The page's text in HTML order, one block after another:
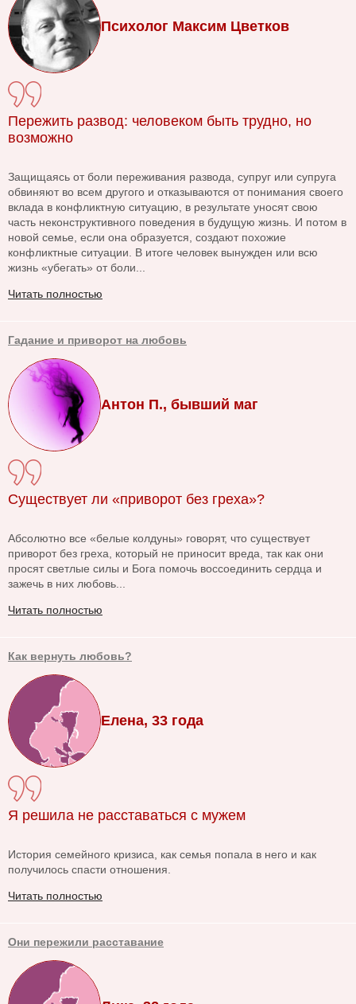
Психолог Максим Цветков
Пережить развод: человеком быть трудно, но
возможно
Защищаясь от боли переживания развода, супруг или супруга
обвиняют во всем другого и отказываются от понимания своего
вклада в конфликтную ситуацию, в результате уносят свою
часть неконструктивного поведения в будущую жизнь. И потом в
новой семье, если она образуется, создают похожие
конфликтные ситуации. В итоге человек вынужден или всю
жизнь «убегать» от боли...
Читать полностью
Гадание и приворот на любовь
Антон П., бывший маг
Существует ли «приворот без греха»?
Абсолютно все «белые колдуны» говорят, что существует
приворот без греха, который не приносит вреда, так как они
просят светлые силы и Бога помочь воссоединить сердца и
зажечь в них любовь...
Читать полностью
Как вернуть любовь?
Елена, 33 года
Я решила не расставаться с мужем
История семейного кризиса, как семья попала в него и как
получилось спасти отношения.
Читать полностью
Они пережили расставание